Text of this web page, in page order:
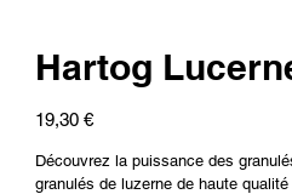
Hartog
Prix
19,30 €
Découvrez la puissance des
granulés de luzerne de haute